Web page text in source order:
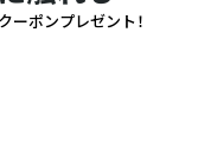
ポンプレゼント！